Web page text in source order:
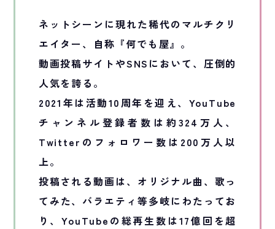
ネットシーンに現れた稀代のマルチクリ
エイター、自称『何でも屋』。
動画投稿サイトやSNSにおいて、圧倒的
人気を誇る。
2021年は活動10周年を迎え、YouTube
チャンネル登録者数は約324万人、
Twitterのフォロワー数は200万人以
上。
投稿される動画は、オリジナル曲、歌っ
てみた、バラエティ等多岐にわたってお
り、YouTubeの総再生数は17億回を超